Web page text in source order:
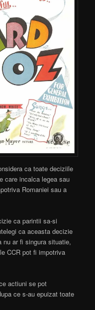
ca toate deciziile
care incalca legea sau
Romaniei sau a
ca parintii sa-si
ca aceasta decizie
nu ar fi singura situatie,
CCR pot fi impotriva
actiuni se pot
ce s-au epuizat toate